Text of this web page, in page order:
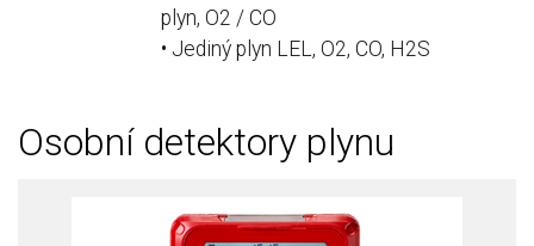
plyn, O2 / CO
• Jediný plyn LEL, O2, CO, H2S
Osobní detektory plynu